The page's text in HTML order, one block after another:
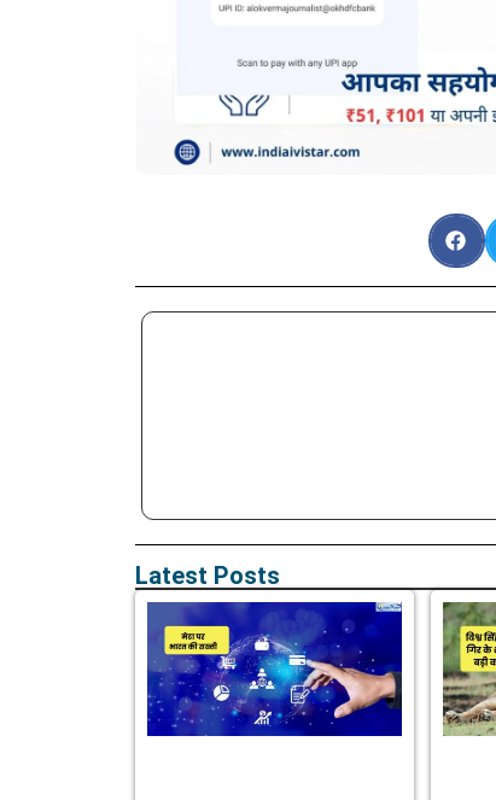
Latest Posts